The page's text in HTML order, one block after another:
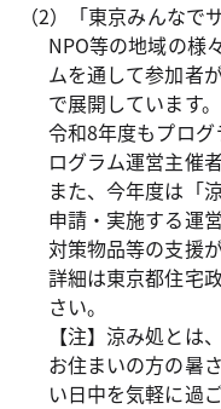
（2）「東京みんなで
NPO等の地域の様
ムを通して参加者
で展開しています。
令和8年度もプロ
ログラム運営主催
また、今年度は「涼
申請・実施する運
対策物品等の支援が
詳細は東京都住宅
さい。
【注】涼み処とは
お住まいの方の暑
い日中を気軽に過